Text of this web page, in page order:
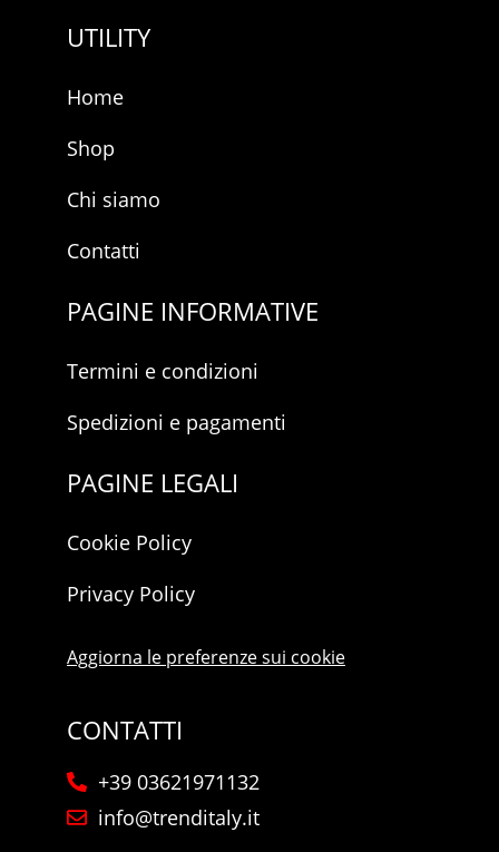
UTILITY
Home
Shop
Chi siamo
Contatti
PAGINE INFORMATIVE
Termini e condizioni
Spedizioni e pagamenti
PAGINE LEGALI
Cookie Policy
Privacy Policy
Aggiorna le preferenze sui cookie
CONTATTI
+39 03621971132
info@trenditaly.it